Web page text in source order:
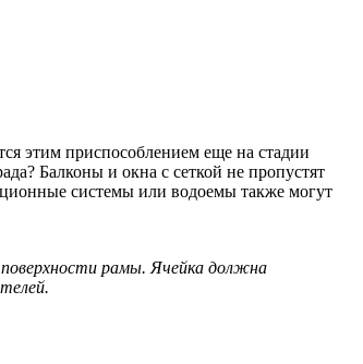
этим приспособлением еще на стадии
Балконы и окна с сеткой не пропустят
системы или водоемы также могут
рамы. Ячейка должна